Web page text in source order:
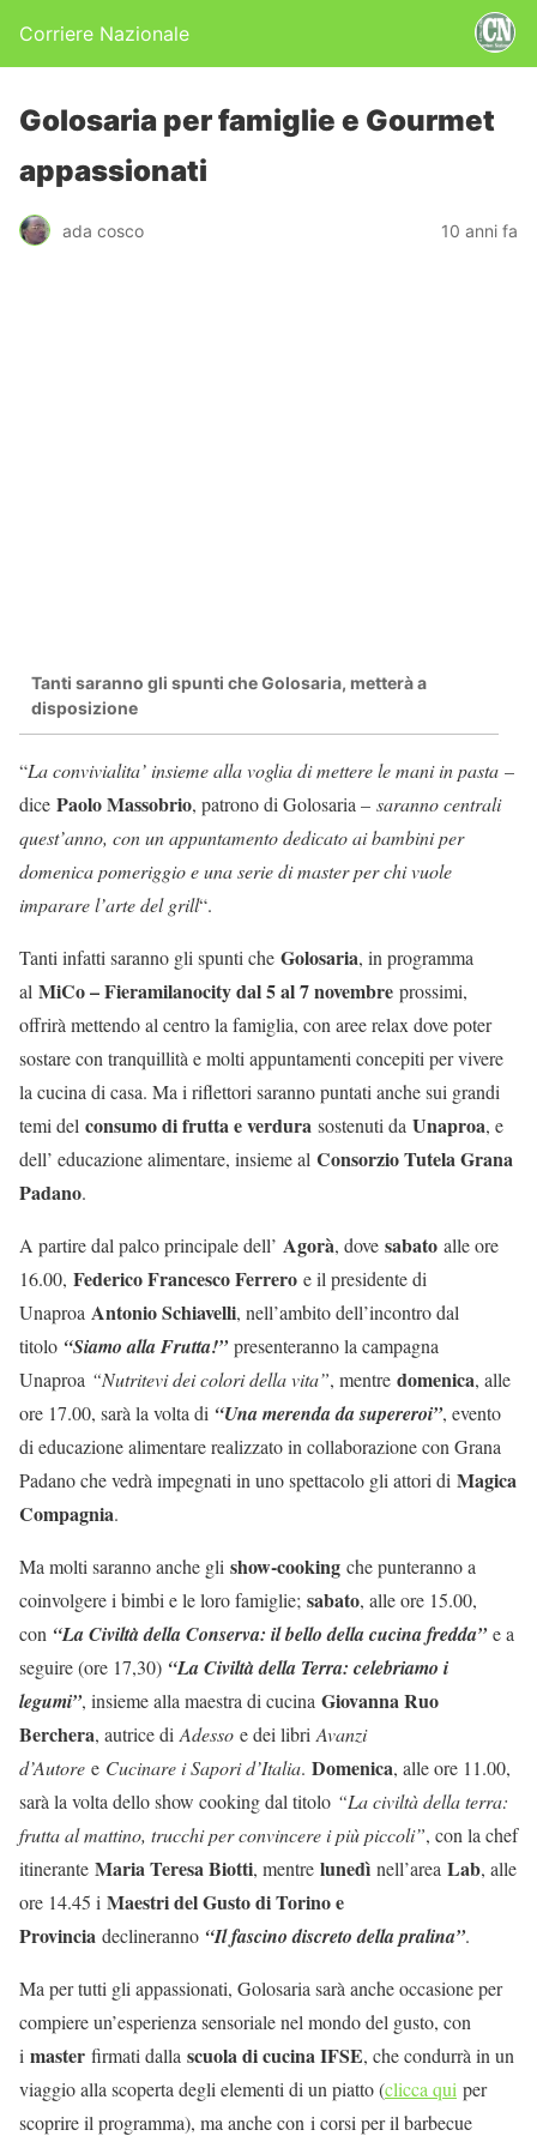
Corriere Nazionale
Golosaria per famiglie e Gourmet
appassionati
ada cosco 10 anni fa
Tanti saranno gli spunti che Golosaria, metterà a
disposizione
“La convivialita’ insieme alla voglia di mettere le mani in pasta –
dice Paolo Massobrio, patrono di Golosaria – saranno centrali
quest’anno, con un appuntamento dedicato ai bambini per
domenica pomeriggio e una serie di master per chi vuole
imparare l’arte del grill“.
Tanti infatti saranno gli spunti che Golosaria, in programma
al MiCo – Fieramilanocity dal 5 al 7 novembre prossimi,
offrirà mettendo al centro la famiglia, con aree relax dove poter
sostare con tranquillità e molti appuntamenti concepiti per vivere
la cucina di casa. Ma i riflettori saranno puntati anche sui grandi
temi del consumo di frutta e verdura sostenuti da Unaproa, e
dell’ educazione alimentare, insieme al Consorzio Tutela Grana
Padano.
A partire dal palco principale dell’ Agorà, dove sabato alle ore
16.00, Federico Francesco Ferrero e il presidente di
Unaproa Antonio Schiavelli, nell’ambito dell’incontro dal
titolo “Siamo alla Frutta!”presenteranno la campagna
Unaproa “Nutritevi dei colori della vita”, mentre domenica, alle
ore 17.00, sarà la volta di “Una merenda da supereroi”, evento
di educazione alimentare realizzato in collaborazione con Grana
Padano che vedrà impegnati in uno spettacolo gli attori di Magica
Compagnia.
Ma molti saranno anche gli show-cooking che punteranno a
coinvolgere i bimbi e le loro famiglie; sabato, alle ore 15.00,
con “La Civiltà della Conserva: il bello della cucina fredda”e a
seguire (ore 17,30) “La Civiltà della Terra: celebriamo i
legumi”, insieme alla maestra di cucina Giovanna Ruo
Berchera, autrice di Adesso e dei libri Avanzi
d’Autore e Cucinare i Sapori d’Italia. Domenica, alle ore 11.00,
sarà la volta dello show cooking dal titolo “La civiltà della terra:
frutta al mattino, trucchi per convincere i più piccoli”, con la chef
itinerante Maria Teresa Biotti, mentre lunedì nell’area Lab, alle
ore 14.45 i Maestri del Gusto di Torino e
Provincia declineranno “Il fascino discreto della pralina”.
Ma per tutti gli appassionati, Golosaria sarà anche occasione per
compiere un’esperienza sensoriale nel mondo del gusto, con
i master firmati dalla scuola di cucina IFSE, che condurrà in un
viaggio alla scoperta degli elementi di un piatto (clicca qui per
scoprire il programma), ma anche con i corsi per il barbecue